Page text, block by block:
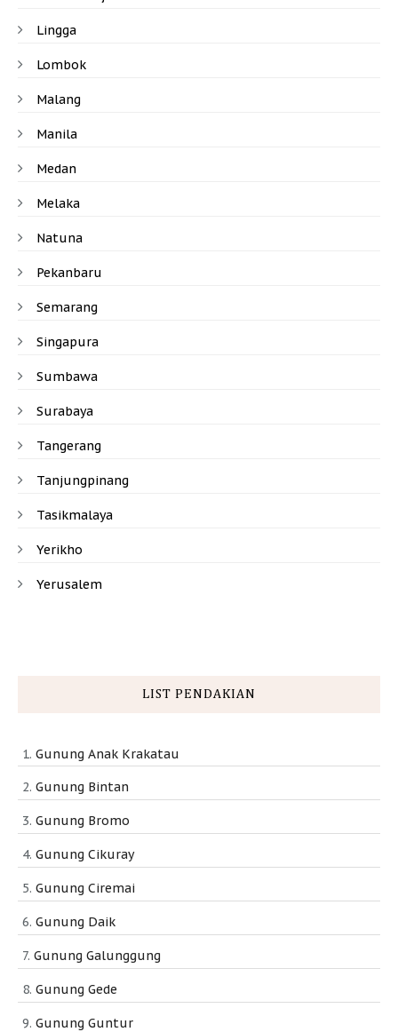
Lingga
Lombok
Malang
Manila
Medan
Melaka
Natuna
Pekanbaru
Semarang
Singapura
Sumbawa
Surabaya
Tangerang
Tanjungpinang
Tasikmalaya
Yerikho
Yerusalem
LIST PENDAKIAN
Gunung Anak Krakatau
Gunung Bintan
Gunung Bromo
Gunung Cikuray
Gunung Ciremai
Gunung Daik
Gunung Galunggung
Gunung Gede
Gunung Guntur